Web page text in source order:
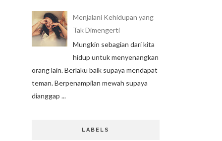
Menjalani Kehidupan yang
Tak Dimengerti
Mungkin sebagian dari kita
hidup untuk menyenangkan
orang lain. Berlaku baik supaya mendapat
teman. Berpenampilan mewah supaya
dianggap ...
LABELS